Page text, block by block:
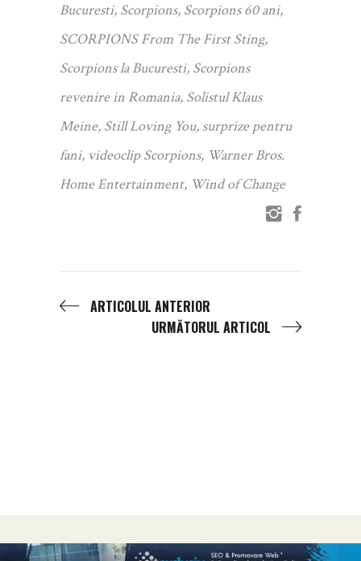
Bucuresti, Scorpions, Scorpions 60 ani,
SCORPIONS From The First Sting,
Scorpions la Bucuresti, Scorpions
revenire in Romania, Solistul Klaus
Meine, Still Loving You, surprize pentru
fani, videoclip Scorpions, Warner Bros.
Home Entertainment, Wind of Change
ARTICOLUL ANTERIOR
URMĂTORUL ARTICOL